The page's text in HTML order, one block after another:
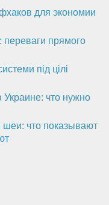
для экономии
переваги прямого
під цілі
Украине: что нужно
что показывают